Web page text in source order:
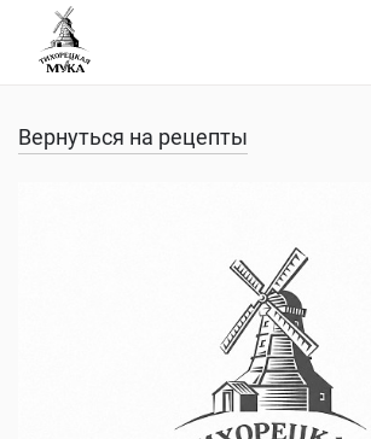
Вернуться на рецепты